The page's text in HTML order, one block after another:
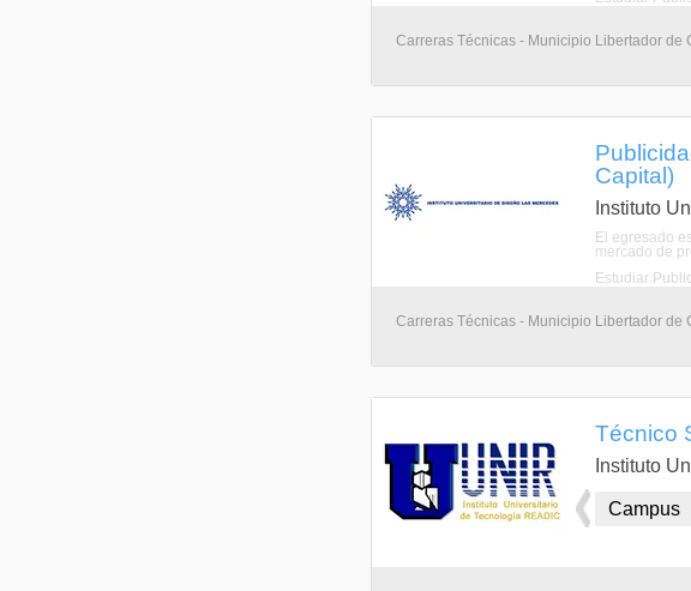
Carreras Técnicas - Municipio Libertador de
Capital)
Instituto
El egresado
mercado de
Estudiar
Carreras Técnicas - Municipio Libertador de
Técnico
Instituto
Campus